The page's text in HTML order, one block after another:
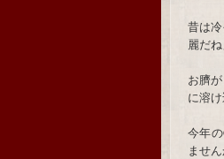
昔は
麗だ
お臍
に溶
今年
ませ